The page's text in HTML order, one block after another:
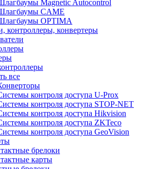
Magnetic Autocontrol
CAME
OPTIMA
контроллеры, конвертеры
все
контроля доступа U-Prox
контроля доступа STOP-NET
контроля доступа Hikvision
контроля доступа ZKTeco
контроля доступа GeoVision
брелоки
карты